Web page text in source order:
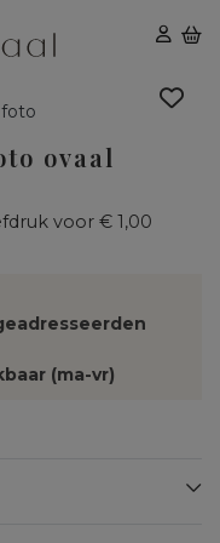
ovaal
voor € 1,00
(ma-vr)